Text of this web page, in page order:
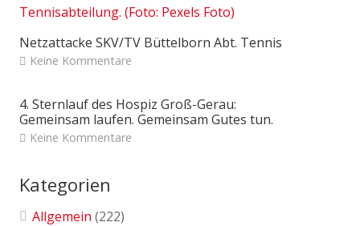
Netzattacke SKV/TV Büttelborn Abt. Tennis
Keine Kommentare
4. Sternlauf des Hospiz Groß-Gerau:
Gemeinsam laufen. Gemeinsam Gutes tun.
Keine Kommentare
Kategorien
Allgemein (222)